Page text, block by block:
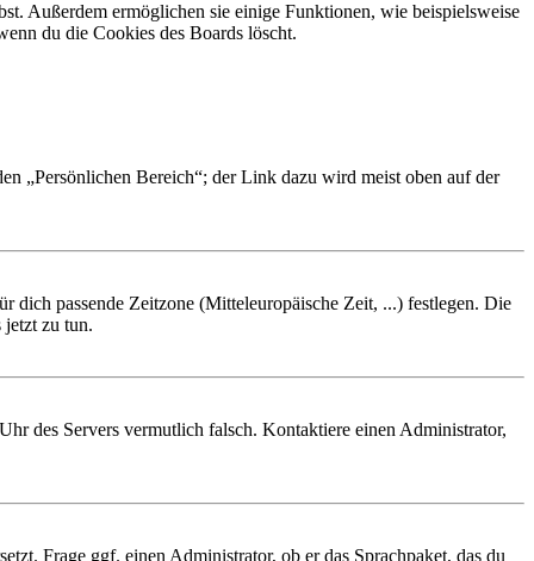
Außerdem ermöglichen sie einige Funktionen, wie beispielsweise
du die Cookies des Boards löscht.
„Persönlichen Bereich“; der Link dazu wird meist oben auf der
dich passende Zeitzone (Mitteleuropäische Zeit, ...) festlegen. Die
jetzt zu tun.
des Servers vermutlich falsch. Kontaktiere einen Administrator,
Frage ggf. einen Administrator, ob er das Sprachpaket, das du